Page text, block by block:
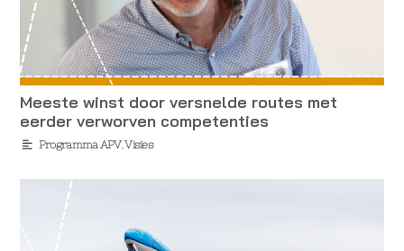
Meeste winst door versnelde routes met
eerder verworven competenties
Programma APV,Visies